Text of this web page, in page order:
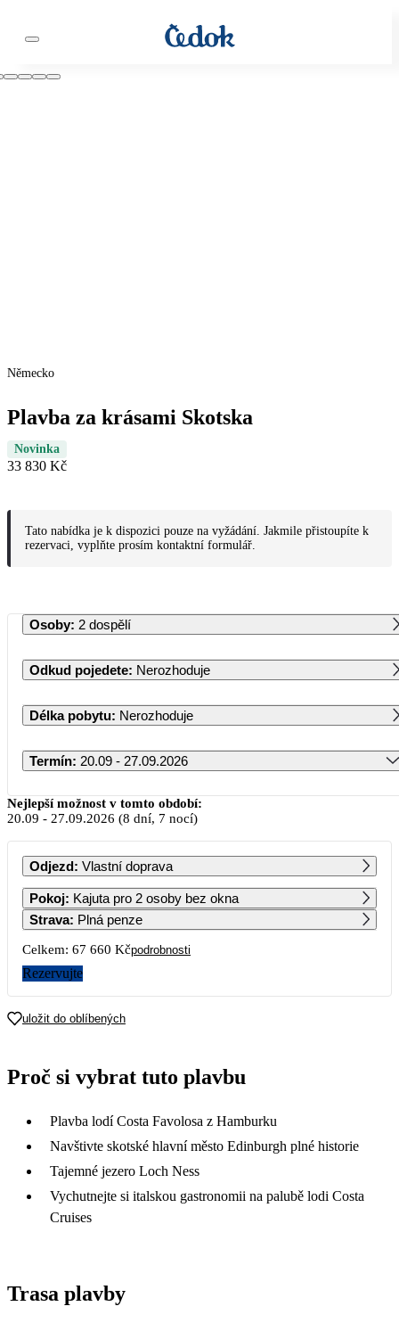
Německo
Plavba za krásami Skotska
Novinka
33 830 Kč
Tato nabídka je k dispozici pouze na vyžádání. Jakmile přistoupíte k
rezervaci, vyplňte prosím kontaktní formulář.
Osoby: 2 dospělí
Odkud pojedete: Nerozhoduje
Délka pobytu: Nerozhoduje
Termín: 20.09 - 27.09.2026
Září 2026
PO ÚT ST ČT PÁ SO NE
1 2 3 4 5 6
7 8 9 10 11 12 13
33 830
21
28 29 30
Nejlepší možnost v tomto období:
20.09 - 27.09.2026 (8 dní, 7 nocí)
Odjezd: Vlastní doprava
Pokoj: Kajuta pro 2 osoby bez okna
Strava: Plná penze
Celkem: 67 660 Kčpodrobnosti
Rezervujte
uložit do oblíbených
Proč si vybrat tuto plavbu
Plavba lodí Costa Favolosa z Hamburku
Navštivte skotské hlavní město Edinburgh plné historie
Tajemné jezero Loch Ness
Vychutnejte si italskou gastronomii na palubě lodi Costa
Cruises
Trasa plavby